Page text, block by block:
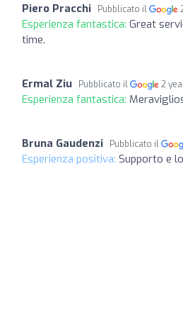
Piero Pracchi Pubblicato il
Esperienza fantastica: Great
time.
Ermal Ziu Pubblicato il 2
Esperienza fantastica:
Bruna Gaudenzi Pubblicato il
Esperienza positiva: Supporto e